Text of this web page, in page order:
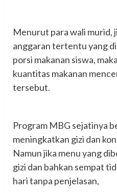
‎Menurut para wali murid,
anggaran tertentu yang
porsi makanan siswa,
kuantitas makanan
tersebut.
‎Program MBG sejatinya
meningkatkan gizi dan
Namun jika menu yang
gizi dan bahkan sempat
hari tanpa penjelasan,